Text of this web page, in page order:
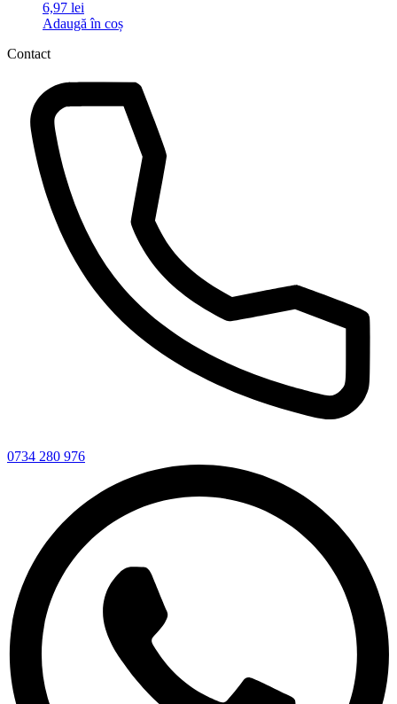
6,97 lei
Adaugă în coș
Contact
0734 280 976